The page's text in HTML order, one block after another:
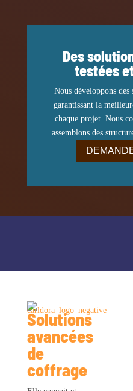
Des
testées
Nous développons des
garantissant la
chaque projet. Nous
assemblons des
Solutions
avancées
de
coffrage